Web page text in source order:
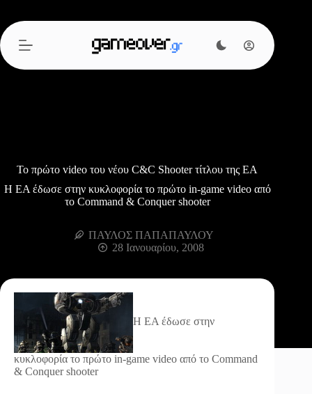
περιεχόμενο
To πρώτο video του νέου C&C Shooter τίτλου της ΕΑ
Η ΕΑ έδωσε στην κυκλοφορία το πρώτο in-game video από
το Command & Conquer shooter
ΠΑΥΛΟΣ ΠΑΠΑΠΑΥΛΟΥ
28 Ιανουαρίου, 2008
Η ΕΑ έδωσε στην
κυκλοφορία το πρώτο in-game video από το Command
& Conquer shooter